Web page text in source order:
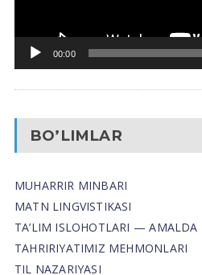
00:00
BO’LIMLAR
MUHARRIR MINBARI
MATN LINGVISTIKASI
TA’LIM ISLOHOTLARI — AMALDA
TAHRIRIYATIMIZ MEHMONLARI
TIL NAZARIYASI